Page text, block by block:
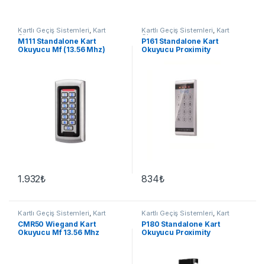
Kartlı Geçiş Sistemleri, Kart
Okuyucu
M111 Standalone Kart
Okuyucu Mf (13.56 Mhz)
1.932₺
Kartlı Geçiş Sistemleri, Kart
Okuyucu
P161 Standalone Kart
Okuyucu Proximity
834₺
Kartlı Geçiş Sistemleri, Kart
Okuyucu
CMR50 Wiegand Kart
Okuyucu Mf 13.56 Mhz
Kartlı Geçiş Sistemleri, Kart
Okuyucu
P180 Standalone Kart
Okuyucu Proximity